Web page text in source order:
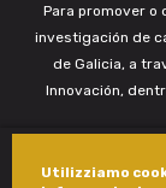
Utilizziamo
Para promover o
investigación de
de Galicia, a
Innovación,